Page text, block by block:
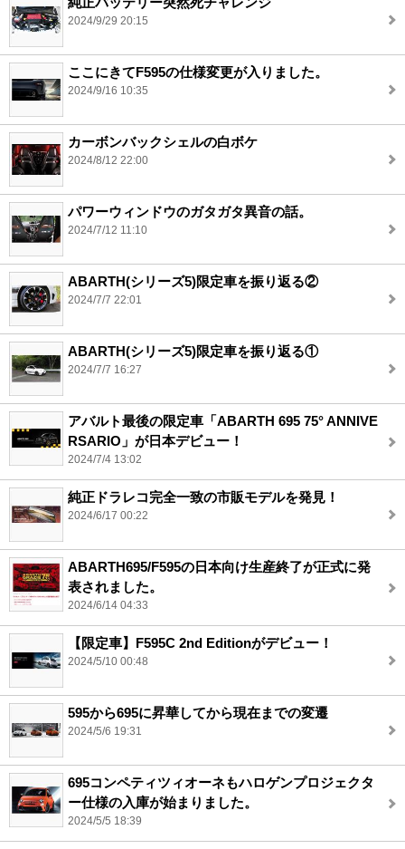
2024/9/29 20:15
ここにきてF595の仕様変更が入りました。
2024/9/16 10:35
カーボンバックシェルの白ボケ
2024/8/12 22:00
パワーウィンドウのガタガタ異音の話。
2024/7/12 11:10
ABARTH(シリーズ5)限定車を振り返る②
2024/7/7 22:01
ABARTH(シリーズ5)限定車を振り返る①
2024/7/7 16:27
アバルト最後の限定車「ABARTH 695 75° ANNIVE
RSARIO」が日本デビュー！
2024/7/4 13:02
純正ドラレコ完全一致の市販モデルを発見！
2024/6/17 00:22
ABARTH695/F595の日本向け生産終了が正式に発
表されました。
2024/6/14 04:33
【限定車】F595C 2nd Editionがデビュー！
2024/5/10 00:48
595から695に昇華してから現在までの変遷
2024/5/6 19:31
695コンペティツィオーネもハロゲンプロジェクタ
ー仕様の入庫が始まりました。
2024/5/5 18:39